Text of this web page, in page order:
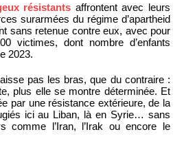
résistants affrontent avec leurs
surarmées du régime d’apartheid
sans retenue contre eux, avec pour
victimes, dont nombre d’enfants
2023.
pas les bras, que du contraire :
plus elle se montre déterminée. Et
par une résistance extérieure, de la
ici au Liban, là en Syrie… sans
comme l’Iran, l’Irak ou encore le